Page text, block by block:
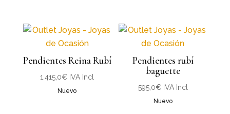
Pendientes Reina Rubí
1.415,0€ IVA Incl
Nuevo
Pendientes rubí
baguette
595,0€ IVA Incl
Nuevo